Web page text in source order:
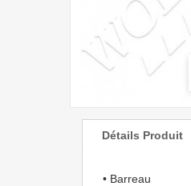
Détails Produit
• Barreau